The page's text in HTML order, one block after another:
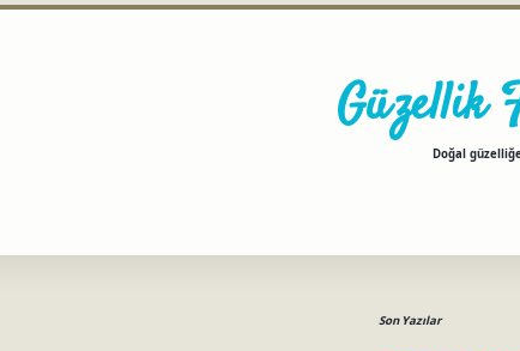
Güzellik
Doğal
Son Yazılar